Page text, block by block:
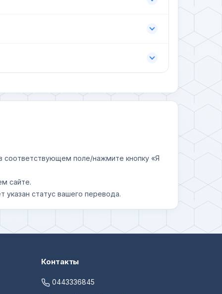
соответствующем поле/нажмите кнопку «Я
сайте.
указан статус вашего перевода.
Контакты
0443336845